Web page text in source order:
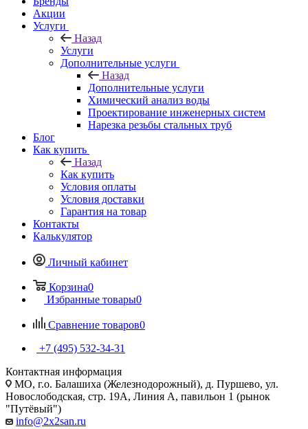
Акции
Услуги
Назад
Услуги
Дополнительные услуги
Назад
Дополнительные услуги
Химический анализ воды
Проектирование инженерных систем
Нарезка резьбы стальных труб
Блог
Как купить
Назад
Как купить
Условия оплаты
Условия доставки
Гарантия на товар
Контакты
Калькулятор
Личный кабинет
Корзина0
Избранные товары0
Сравнение товаров0
+7 (495) 532‑34‑31
Контактная информация
МО, г.о. Балашиха (Железнодорожный), д. Пуршево, ул.
Новослободская, стр. 19А, Линия А, павильон 1 (рынок
"Путёвый")
info@2x2san.ru